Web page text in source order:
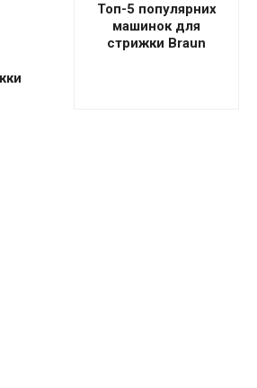
Топ-5 популярних
машинок для
стрижки Braun